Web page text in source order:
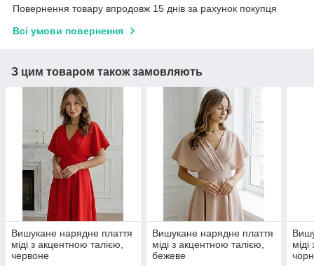
Повернення товару впродовж 15 днів за рахунок покупця
Всі умови повернення
З цим товаром також замовляють
Вишукане нарядне плаття
міді з акцентною талією,
червоне
Вишукане нарядне плаття
міді з акцентною талією,
бежеве